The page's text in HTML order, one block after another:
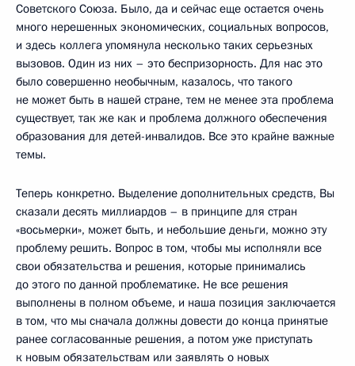
Советского Союза. Было, да и сейчас еще остается очень
много нерешенных экономических, социальных вопросов,
и здесь коллега упомянула несколько таких серьезных
вызовов. Один из них – это беспризорность. Для нас это
было совершенно необычным, казалось, что такого
не может быть в нашей стране, тем не менее эта проблема
существует, так же как и проблема должного обеспечения
образования для детей-инвалидов. Все это крайне важные
темы.
Теперь конкретно. Выделение дополнительных средств, Вы
сказали десять миллиардов – в принципе для стран
«восьмерки», может быть, и небольшие деньги, можно эту
проблему решить. Вопрос в том, чтобы мы исполняли все
свои обязательства и решения, которые принимались
до этого по данной проблематике. Не все решения
выполнены в полном объеме, и наша позиция заключается
в том, что мы сначала должны довести до конца принятые
ранее согласованные решения, а потом уже приступать
к новым обязательствам или заявлять о новых